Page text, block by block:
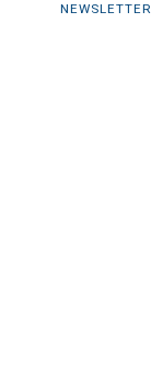
NEWSLETTER